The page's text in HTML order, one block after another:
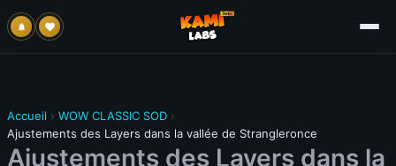
Accueil › WOW CLASSIC SOD ›
Ajustements des Layers dans la vallée de Strangleronce
Ajustements des Layers dans la